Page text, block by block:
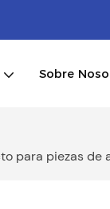
Sobre
para piezas